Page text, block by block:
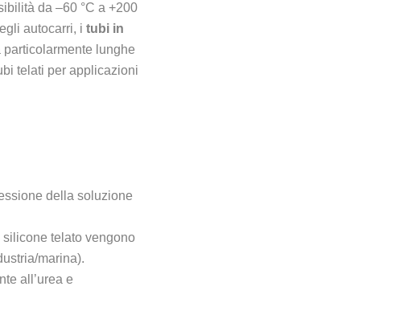
da –60 °C a +200
autocarri, i tubi in
lunghe
telati per applicazioni
della soluzione
telato vengono
marina).
all’urea e